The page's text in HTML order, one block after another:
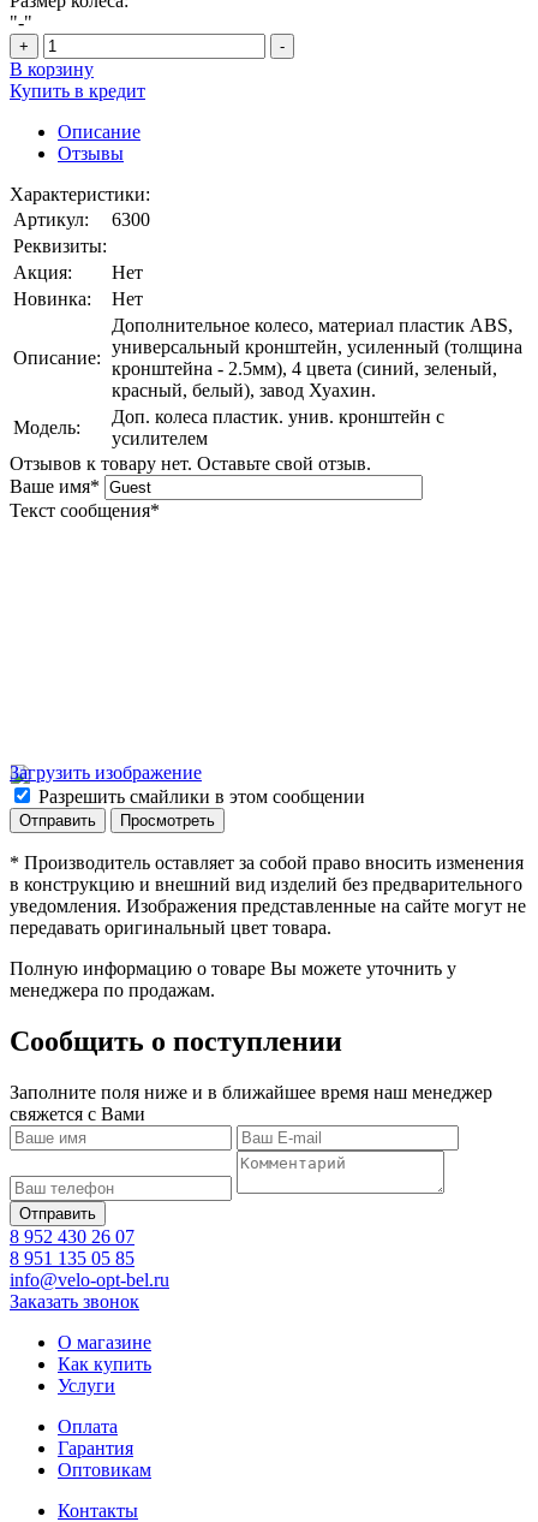
"-"
+ -
В корзину
Купить в кредит
Описание
Отзывы
Характеристики:
Артикул:
6300
Реквизиты:
Акция:
Нет
Новинка:
Нет
Описание:
Дополнительное колесо, материал пластик ABS,
универсальный кронштейн, усиленный (толщина
кронштейна - 2.5мм), 4 цвета (синий, зеленый,
красный, белый), завод Хуахин.
Модель:
Доп. колеса пластик. унив. кронштейн с
усилителем
Отзывов к товару нет. Оставьте свой отзыв.
Ваше имя*
Текст сообщения*
Загрузить изображение
Разрешить смайлики в этом сообщении
* Производитель оставляет за собой право вносить изменения
в конструкцию и внешний вид изделий без предварительного
уведомления. Изображения представленные на сайте могут не
передавать оригинальный цвет товара.
Полную информацию о товаре Вы можете уточнить у
менеджера по продажам.
Сообщить о поступлении
Заполните поля ниже и в ближайшее время наш менеджер
свяжется с Вами
8 952 430 26 07
8 951 135 05 85
info@velo-opt-bel.ru
Заказать звонок
О магазине
Как купить
Услуги
Оплата
Гарантия
Оптовикам
Контакты